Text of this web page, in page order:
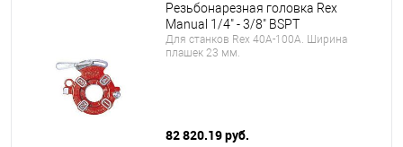
Резьбонарезная головка Rex
Manual 1/4" - 3/8" BSPT
Для станков Rex 40A-100A. Ширина
плашек 23 мм.
82 820.19 руб.